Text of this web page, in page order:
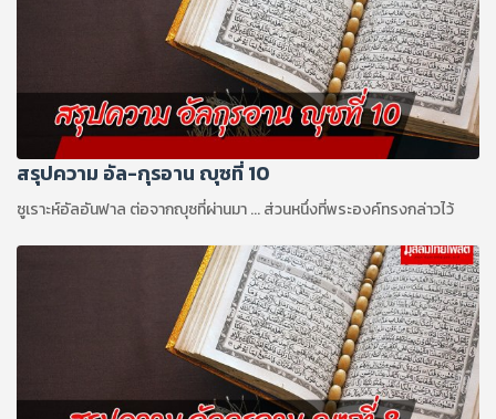
สรุปความ อัล-กุรอาน ญุซที่ 10
ซูเราะห์อัลอันฟาล ต่อจากญุซที่ผ่านมา ... ส่วนหนึ่งที่พระองค์ทรงกล่าวไว้